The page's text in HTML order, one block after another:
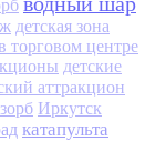
детская зона
торговом центре
детские
аттракцион
зорб Иркутск
катапульта